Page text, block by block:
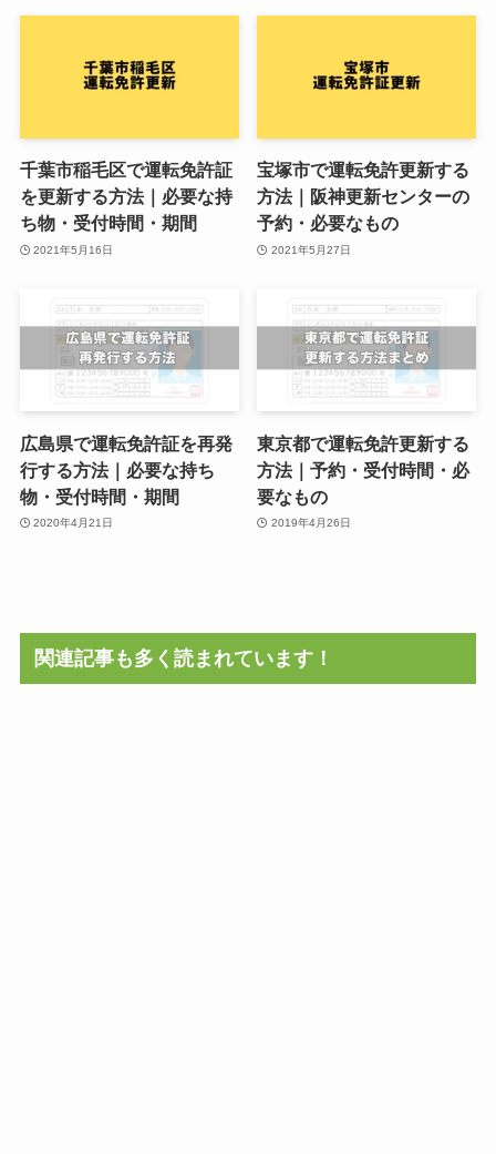
千葉市稲毛区で運転免許証
を更新する方法｜必要な持
ち物・受付時間・期間
2021年5月16日
宝塚市で運転免許更新する
方法｜阪神更新センターの
予約・必要なもの
2021年5月27日
広島県で運転免許証を再発
行する方法｜必要な持ち
物・受付時間・期間
2020年4月21日
東京都で運転免許更新する
方法｜予約・受付時間・必
要なもの
2019年4月26日
関連記事も多く読まれています！